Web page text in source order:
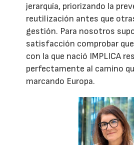
jerarquía, priorizando la
reutilización antes que
gestión. Para nosotros
satisfacción comprobar
con la que nació IMPLICA
perfectamente al camino
marcando Europa.